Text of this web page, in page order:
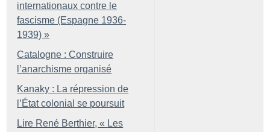
internationaux contre le
fascisme (Espagne 1936-
1939) »
Catalogne : Construire
l’anarchisme organisé
Kanaky : La répression de
l’État colonial se poursuit
Lire René Berthier, « Les